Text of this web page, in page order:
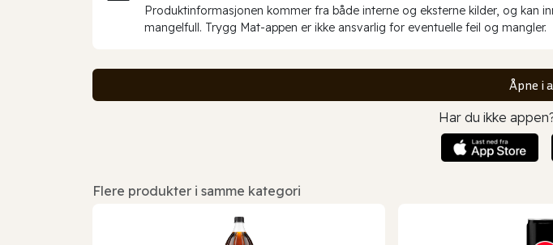
Produktinformasjonen kommer fra både interne og eksterne kilder, og kan
mangelfull. Trygg Mat-appen er ikke ansvarlig for eventuelle feil og mangler.
Åpne i
Har du ikke
Flere produkter i samme kategori